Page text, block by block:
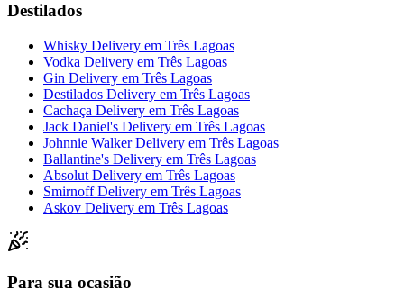
Destilados
Whisky Delivery em Três Lagoas
Vodka Delivery em Três Lagoas
Gin Delivery em Três Lagoas
Destilados Delivery em Três Lagoas
Cachaça Delivery em Três Lagoas
Jack Daniel's Delivery em Três Lagoas
Johnnie Walker Delivery em Três Lagoas
Ballantine's Delivery em Três Lagoas
Absolut Delivery em Três Lagoas
Smirnoff Delivery em Três Lagoas
Askov Delivery em Três Lagoas
Para sua ocasião